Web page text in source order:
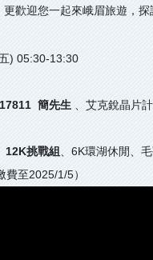
歡迎您一起來峨眉旅遊，
) 05:30-13:30
簡先生 、艾克銳晶片
12K挑戰組 、6K環湖休閒、
至2025/1/5）